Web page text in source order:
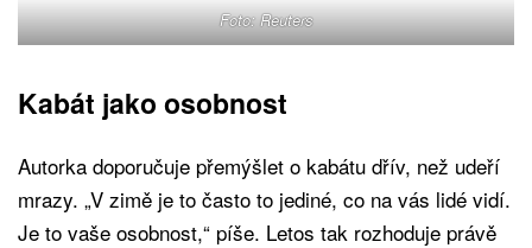
Foto: Reuters
Kabát jako osobnost
Autorka doporučuje přemýšlet o kabátu dřív, než udeří
mrazy. „V zimě je to často to jediné, co na vás lidé vidí.
Je to vaše osobnost,“ píše. Letos tak rozhoduje právě